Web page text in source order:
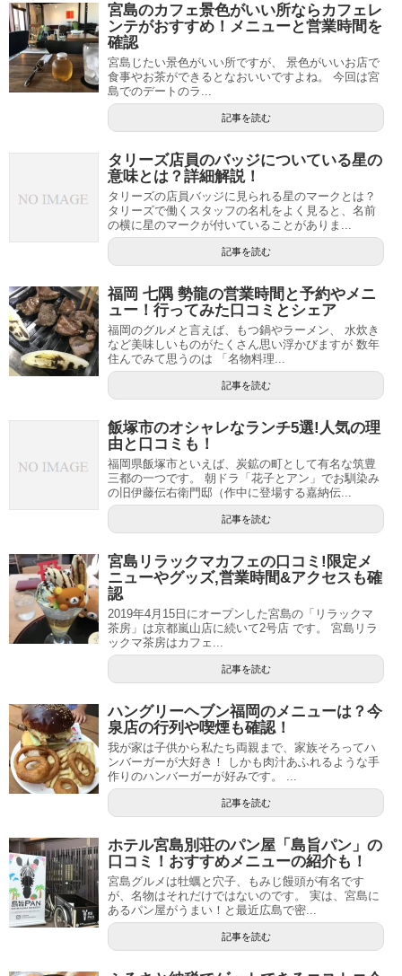
宮島のカフェ景色がいい所ならカフェレ
ンテがおすすめ！メニューと営業時間を
確認
宮島じたい景色がいい所ですが、 景色がいいお店で
食事やお茶ができるとなおいいですよね。 今回は宮
島でのデートのラ...
記事を読む
タリーズ店員のバッジについている星の
意味とは？詳細解説！
タリーズの店員バッジに見られる星のマークとは？
タリーズで働くスタッフの名札をよく見ると、名前
の横に星のマークが付いていることがありま...
記事を読む
福岡 七隅 勢龍の営業時間と予約やメニ
ュー！行ってみた口コミとシェア
福岡のグルメと言えば、もつ鍋やラーメン、 水炊き
など美味しいものがたくさん思い浮かびますが 数年
住んでみて思うのは 「名物料理...
記事を読む
飯塚市のオシャレなランチ5選!人気の理
由と口コミも！
福岡県飯塚市といえば、炭鉱の町として有名な筑豊
三都の一つです。 朝ドラ「花子とアン」でお馴染み
の旧伊藤伝右衛門邸（作中に登場する嘉納伝...
記事を読む
宮島リラックマカフェの口コミ!限定メ
ニューやグッズ,営業時間&アクセスも確
認
2019年4月15日にオープンした宮島の「リラックマ
茶房」は京都嵐山店に続いて2号店 です。 宮島リラ
ックマ茶房はカフェ...
記事を読む
ハングリーヘブン福岡のメニューは？今
泉店の行列や喫煙も確認！
我が家は子供から私たち両親まで、家族そろってハ
ンバーガーが大好き！ しかも肉汁あふれるような手
作りのハンバーガーが好みです。 ...
記事を読む
ホテル宮島別荘のパン屋「島旨パン」の
口コミ！おすすめメニューの紹介も！
宮島グルメは牡蠣と穴子、もみじ饅頭が有名です
が、名物はそれだけではないのです。 実は、宮島に
あるパン屋がうまい！と最近広島で密...
記事を読む